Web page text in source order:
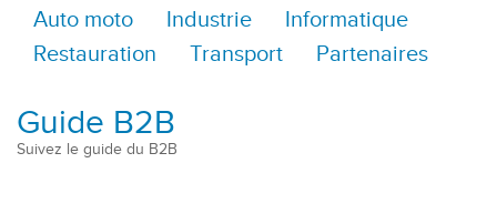
Auto moto
Industrie
Informatique
Restauration
Transport Partenaires
Guide B2B
Suivez le guide du B2B